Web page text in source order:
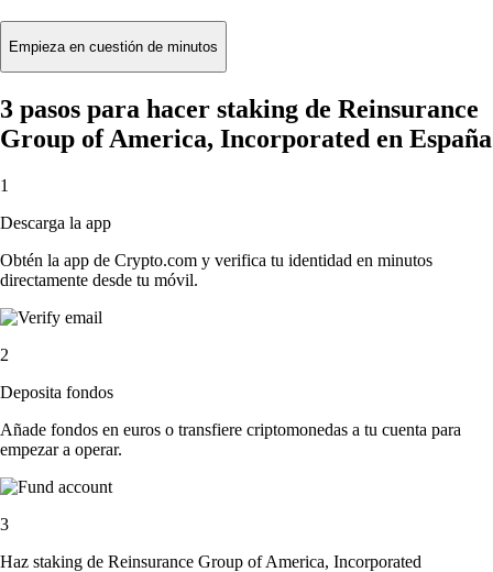
Empieza en cuestión de minutos
3 pasos para hacer staking de Reinsurance
Group of America, Incorporated en España
1
Descarga la app
Obtén la app de Crypto.com y verifica tu identidad en minutos
directamente desde tu móvil.
2
Deposita fondos
Añade fondos en euros o transfiere criptomonedas a tu cuenta para
empezar a operar.
3
Haz staking de Reinsurance Group of America, Incorporated